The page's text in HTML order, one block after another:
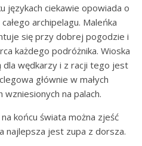
językach ciekawie opowiada o
archipelagu. Maleńka
się przy dobrej pogodzie i
każdego podróżnika. Wioska
wędkarzy i z racji tego jest
głównie w małych
na palach.
końcu świata można zjeść
najlepsza jest zupa z dorsza.